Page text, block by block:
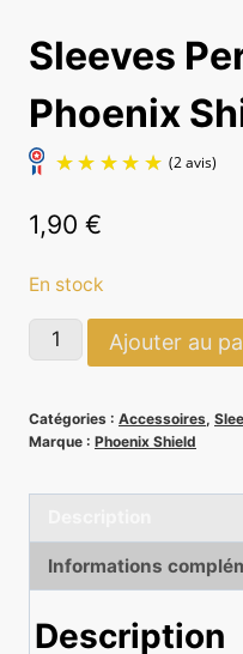
Sleeves
Phoenix
(2
1,90 €
En stock
quantité
de
Perfect
–
Shield
(x100)
Ajouter au
Catégories : Accessoires,
Marque : Phoenix Shield
Informations
Description